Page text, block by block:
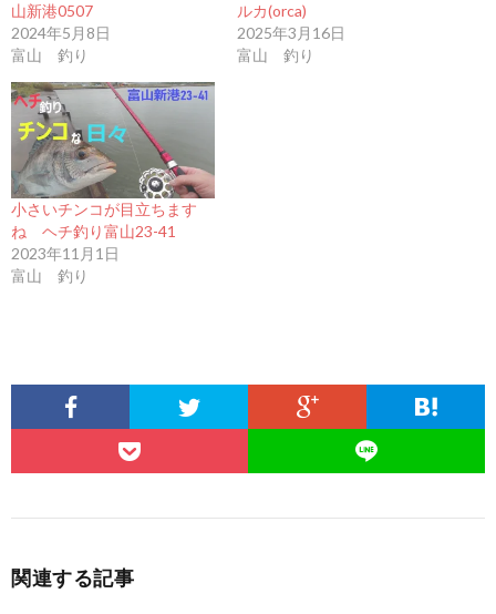
山新港0507
2024年5月8日
富山 釣り
ルカ(orca)
2025年3月16日
富山 釣り
小さいチンコが目立ちます
ね ヘチ釣り富山23-41
2023年11月1日
富山 釣り
関連する記事